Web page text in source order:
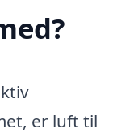
er luft til